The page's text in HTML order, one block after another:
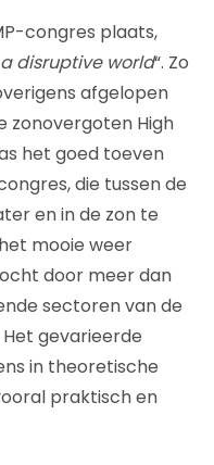
congres plaats,
disruptive world“. Zo
afgelopen
zonovergoten High
het goed toeven
die tussen de
en in de zon te
mooie weer
door meer dan
sectoren van de
gevarieerde
in theoretische
praktisch en